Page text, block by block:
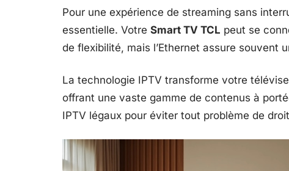
Pour une expérience de streaming sans
essentielle. Votre Smart TV TCL peut se
de flexibilité, mais l’Ethernet assure souvent
La technologie IPTV transforme votre
offrant une vaste gamme de contenus à
IPTV légaux pour éviter tout problème de